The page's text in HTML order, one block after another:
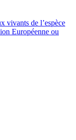
vivants de l’espèce
Européenne ou